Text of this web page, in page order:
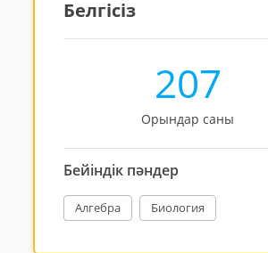
Белгісіз
207
Орындар саны
Бейіндік пәндер
Алгебра Биология